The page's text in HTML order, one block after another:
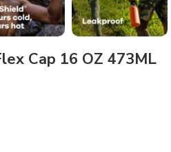
Cap 16 OZ 473ML